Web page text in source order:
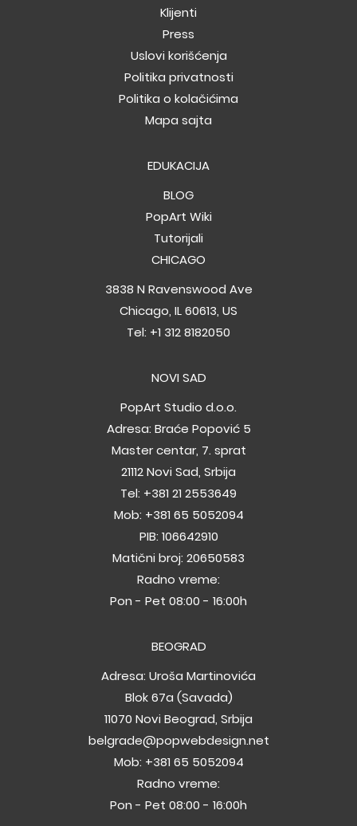
Klijenti
Press
Uslovi korišćenja
Politika privatnosti
Politika o kolačićima
Mapa sajta
EDUKACIJA
BLOG
PopArt Wiki
Tutorijali
CHICAGO
3838 N Ravenswood Ave
Chicago, IL 60613, US
Tel: +1 312 8182050
NOVI SAD
PopArt Studio d.o.o.
Adresa: Braće Popović 5
Master centar, 7. sprat
21112 Novi Sad, Srbija
Tel: +381 21 2553649
Mob: +381 65 5052094
PIB: 106642910
Matični broj: 20650583
Radno vreme:
Pon - Pet 08:00 - 16:00h
BEOGRAD
Adresa: Uroša Martinovića
Blok 67a (Savada)
11070 Novi Beograd, Srbija
belgrade@popwebdesign.net
Mob: +381 65 5052094
Radno vreme:
Pon - Pet 08:00 - 16:00h